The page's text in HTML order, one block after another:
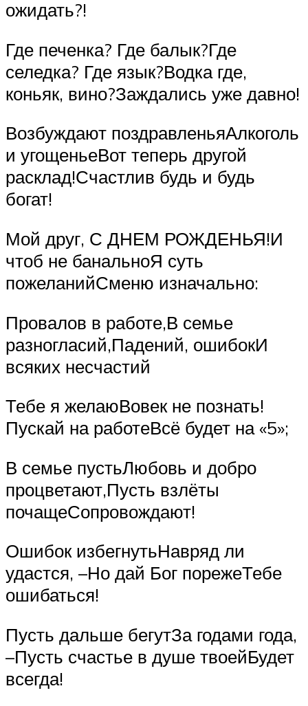
ожидать?!
Где печенка? Где балык?Где
селедка? Где язык?Водка где,
коньяк, вино?Заждались уже давно!
Возбуждают поздравленьяАлкоголь
и угощеньеВот теперь другой
расклад!Счастлив будь и будь
богат!
Мой друг, С ДНЕМ РОЖДЕНЬЯ!И
чтоб не банальноЯ суть
пожеланийСменю изначально:
Провалов в работе,В семье
разногласий,Падений, ошибокИ
всяких несчастий
Тебе я желаюВовек не познать!
Пускай на работеВсё будет на «5»;
В семье пустьЛюбовь и добро
процветают,Пусть взлёты
почащеСопровождают!
Ошибок избегнутьНавряд ли
удастся, –Но дай Бог порежеТебе
ошибаться!
Пусть дальше бегутЗа годами года,
–Пусть счастье в душе твоейБудет
всегда!